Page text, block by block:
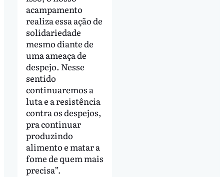
acampamento
realiza essa ação de
solidariedade
mesmo diante de
uma ameaça de
despejo. Nesse
sentido
continuaremos a
luta e a resistência
contra os despejos,
pra continuar
produzindo
alimento e matar a
fome de quem mais
precisa”.